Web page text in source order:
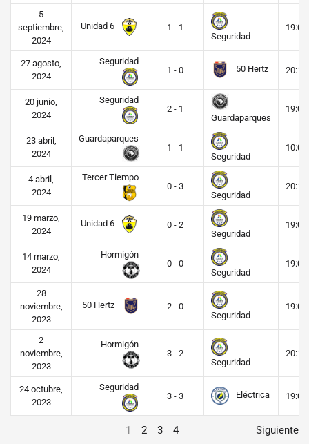
5
septiembre,
2024
Unidad 6
1 - 1
Seguridad
19:00
27 agosto,
2024
Seguridad
1 - 0
50 Hertz 20:15
20 junio,
2024
Seguridad
2 - 1
Guardaparques
19:00
23 abril,
2024
Guardaparques
1 - 1
Seguridad
10:00
4 abril,
2024
Tercer Tiempo
0 - 3
Seguridad
20:15
19 marzo,
2024
Unidad 6
0 - 2
Seguridad
19:00
14 marzo,
2024
Hormigón
0 - 0
Seguridad
19:00
28
noviembre,
2023
50 Hertz
2 - 0
Seguridad
19:00
2
noviembre,
2023
Hormigón
3 - 2
Seguridad
20:15
24 octubre,
2023
Seguridad
3 - 3
Eléctrica 19:00
1 2 3 4 Siguiente